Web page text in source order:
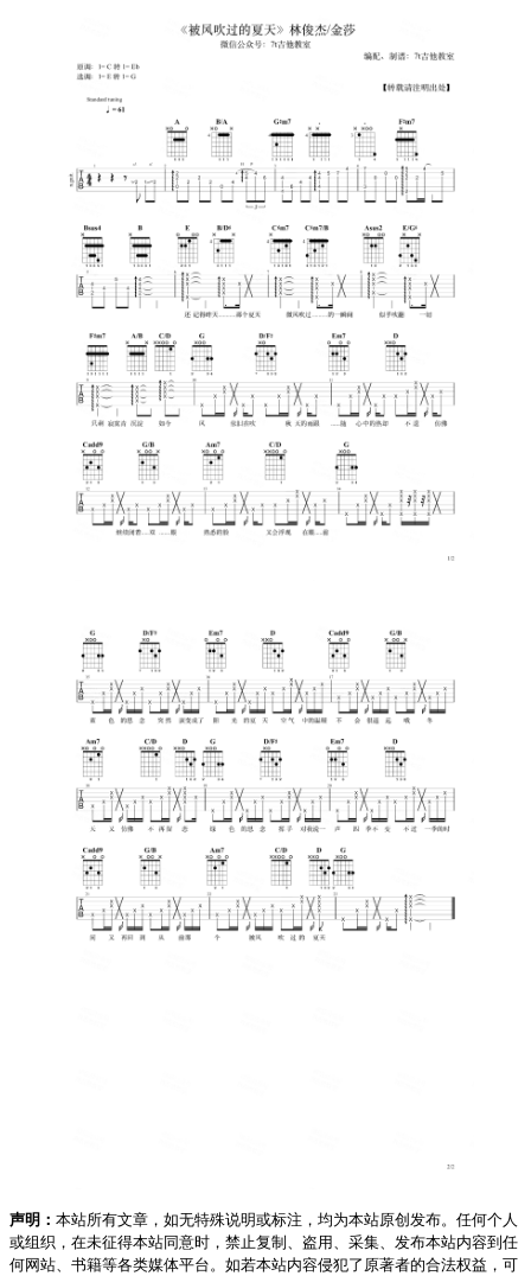
声明： 本站所有文章，如无特殊说明或标注，均为本站原创发布。任何个人
或组织，在未征得本站同意时，禁止复制、盗用、采集、发布本站内容到任
何网站、书籍等各类媒体平台。如若本站内容侵犯了原著者的合法权益，可